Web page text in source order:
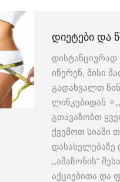
ᲓᲘᲔᲢᲔᲑᲘ ᲓᲐ
იწერენ, მისი
გადახვალთ
ლინკებიდან
გთავაზობთ
ქვემოთ სიაში
,,ამაზონის“
აქციებითა და